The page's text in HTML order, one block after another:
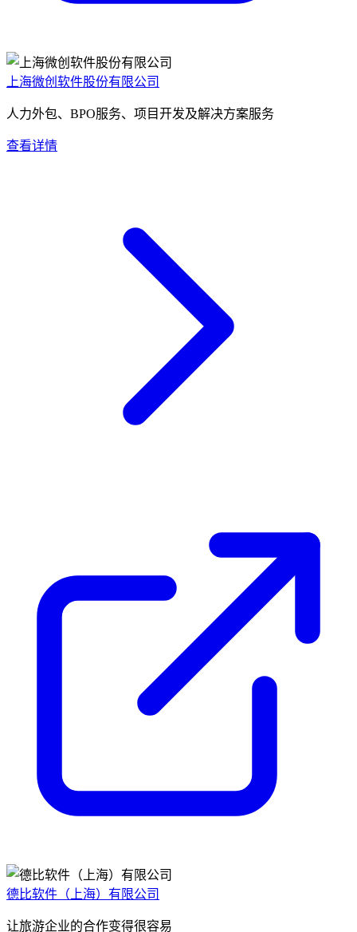
上海微创软件股份有限公司
人力外包、BPO服务、项目开发及解决方案服务
查看详情
德比软件（上海）有限公司
让旅游企业的合作变得很容易